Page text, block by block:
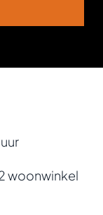
woonwinkel